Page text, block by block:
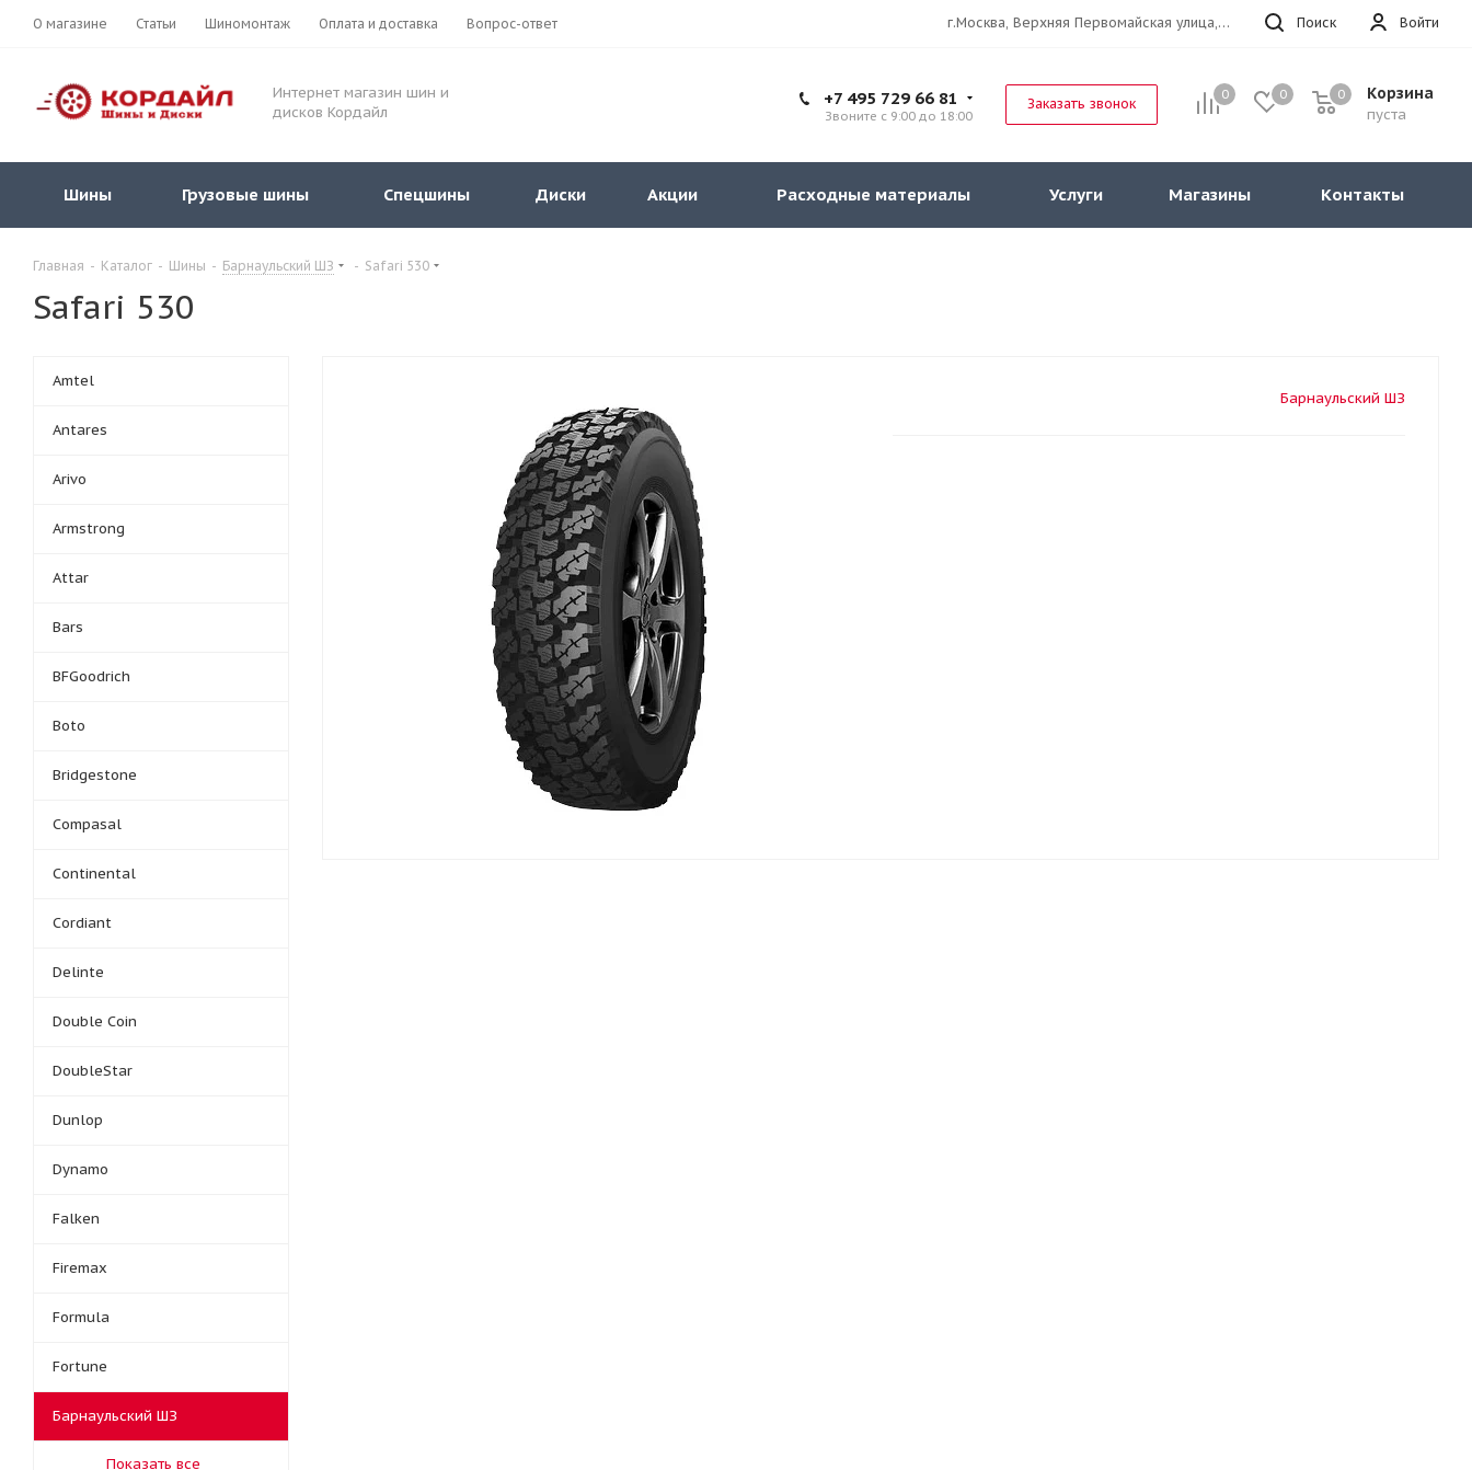
О магазине Статьи Шиномонтаж Оплата и доставка Вопрос-ответ Войти
Поиск
г.Москва, Верхняя Первомайская улица, 47к11 офис 214
Интернет магазин шин и
дисков Кордайл
0 0 Корзина
пуста
0
+7 495 729 66 81
Звоните с 9:00 до 18:00
Заказать звонок
Шины Грузовые шины Спецшины Диски Акции Расходные материалы Услуги Магазины Контакты
Главная - Каталог - Шины - Барнаульский ШЗ - Safari 530
Safari 530
Барнаульский ШЗ
Amtel
Antares
Arivo
Armstrong
Attar
Bars
BFGoodrich
Boto
Bridgestone
Compasal
Continental
Cordiant
Delinte
Double Coin
DoubleStar
Dunlop
Dynamo
Falken
Firemax
Formula
Fortune
Барнаульский ШЗ
Показать все